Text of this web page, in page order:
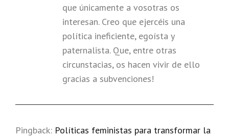
que únicamente a vosotras os
interesan. Creo que ejercéis una
política ineficiente, egoísta y
paternalista. Que, entre otras
circunstacias, os hacen vivir de ello
gracias a subvenciones!
Pingback: Políticas feministas para transformar la